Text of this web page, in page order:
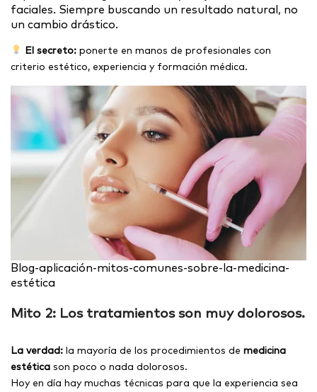
faciales. Siempre buscando un resultado natural, no
un cambio drástico.
El secreto:ponerte en manos de profesionales con
criterio estético, experiencia y formación médica.
Blog-aplicación-mitos-comunes-sobre-la-medicina-
estética
Mito 2: Los tratamientos son muy dolorosos.
La verdad: la mayoría de los procedimientos de medicina
estética son poco o nada dolorosos.
Hoy en día hay muchas técnicas para que la experiencia sea